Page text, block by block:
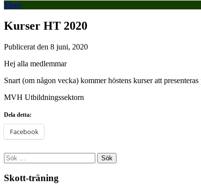
Meny
Kurser HT 2020
Publicerat den 8 juni, 2020
Hej alla medlemmar
Snart (om någon vecka) kommer höstens kurser att
MVH Utbildningssektorn
Dela detta:
Facebook
Sök
efter:
Skott-träning